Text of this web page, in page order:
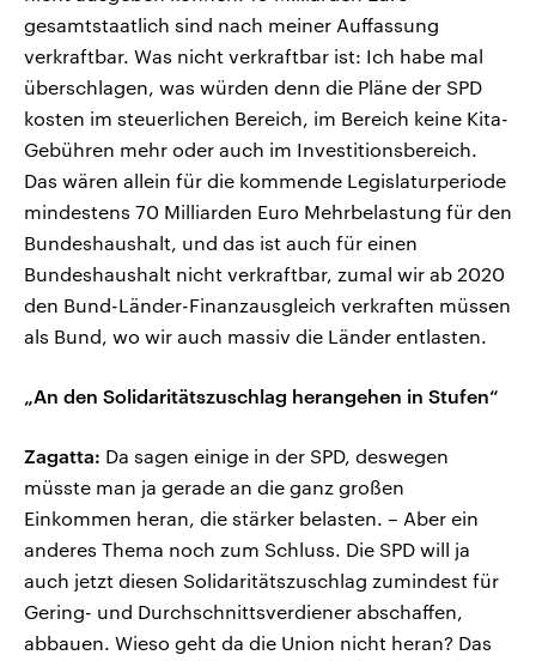
gesamtstaatlich sind nach meiner Auffassung
verkraftbar. Was nicht verkraftbar ist: Ich habe mal
überschlagen, was würden denn die Pläne der SPD
kosten im steuerlichen Bereich, im Bereich keine Kita-
Gebühren mehr oder auch im Investitionsbereich.
Das wären allein für die kommende Legislaturperiode
mindestens 70 Milliarden Euro Mehrbelastung für den
Bundeshaushalt, und das ist auch für einen
Bundeshaushalt nicht verkraftbar, zumal wir ab 2020
den Bund-Länder-Finanzausgleich verkraften müssen
als Bund, wo wir auch massiv die Länder entlasten.
„An den Solidaritätszuschlag herangehen in Stufen“
Zagatta: Da sagen einige in der SPD, deswegen
müsste man ja gerade an die ganz großen
Einkommen heran, die stärker belasten. – Aber ein
anderes Thema noch zum Schluss. Die SPD will ja
auch jetzt diesen Solidaritätszuschlag zumindest für
Gering- und Durchschnittsverdiener abschaffen,
abbauen. Wieso geht da die Union nicht heran? Das